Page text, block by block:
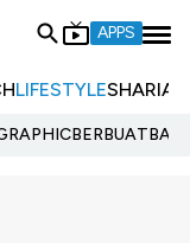
APPS
LIFESTYLESHARIA